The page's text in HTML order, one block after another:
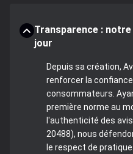
Transparence :
jour
Depuis sa création,
renforcer la
consommateurs.
première norme au
l'authenticité des avis
20488), nous
le respect de